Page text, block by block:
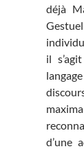
déjà
il
d’une